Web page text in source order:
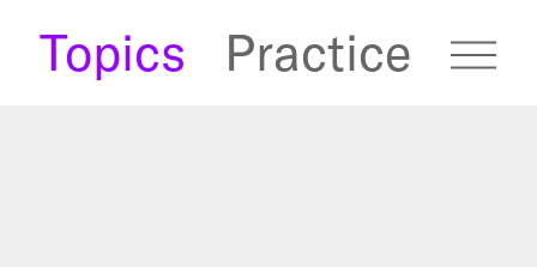
Archive
Topics Practice